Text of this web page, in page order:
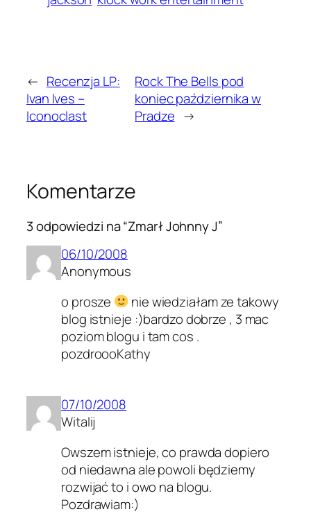
← Recenzja LP:
Ivan Ives –
Iconoclast
Rock The Bells pod
koniec października w
Pradze →
Komentarze
3 odpowiedzi na “Zmarł Johnny J”
06/10/2008
Anonymous
o prosze
nie wiedziałam ze takowy
blog istnieje :)bardzo dobrze , 3 mac
poziom blogu i tam cos .
pozdroooKathy
07/10/2008
Witalij
Owszem istnieje, co prawda dopiero
od niedawna ale powoli będziemy
rozwijać to i owo na blogu.
Pozdrawiam:)